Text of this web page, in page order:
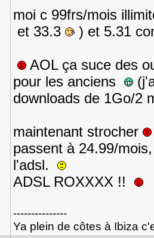
moi c 99frs/mois
et 33.3
) et 5.31
AOL ça suce des
pour les anciens
downloads de 1Go/2
maintenant strocher
passent à 24.99/
l'adsl.
ADSL ROXXXX !!
---------------
Ya plein de côtes à Ibiza